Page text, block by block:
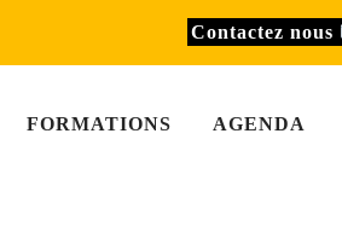
Contactez nous
FORMATIONS AGENDA